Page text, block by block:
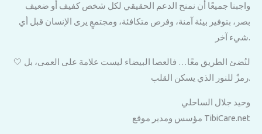
واجبنا جميعًا أن نمنح الدعم الحقيقي لكل شخص كفيف أو ضعيف
بصر، بتوفير بيئة آمنة، وفرص متكافئة، ومجتمعٍ يرى الإنسان قبل أي
شيء آخر.
🤍 لنُضئ الطريق معًا… فالعصا البيضاء ليست علامة على العمى، بل
رمزٌ للنور الذي يسكن القلب.
وحيد جلال الساحلي
مؤسس ومدير موقع TibiCare.net